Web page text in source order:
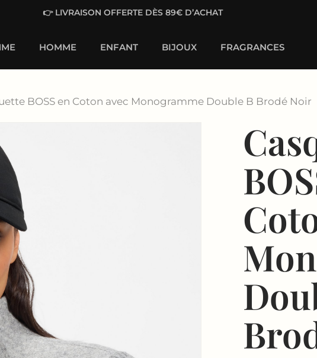
👉 LIVRAISON OFFERTE DÈS 89€ D’ACHAT
HOMME ENFANT BIJOUX FRAGRANCES
BOSS en Coton avec Monogramme Double B Brodé Noir